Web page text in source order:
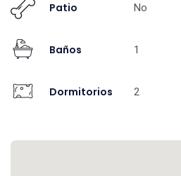
Patio No
Baños 1
Dormitorios 2